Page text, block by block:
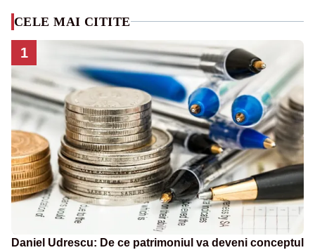
CELE MAI CITITE
1
Daniel Udrescu: De ce patrimoniul va deveni conceptul